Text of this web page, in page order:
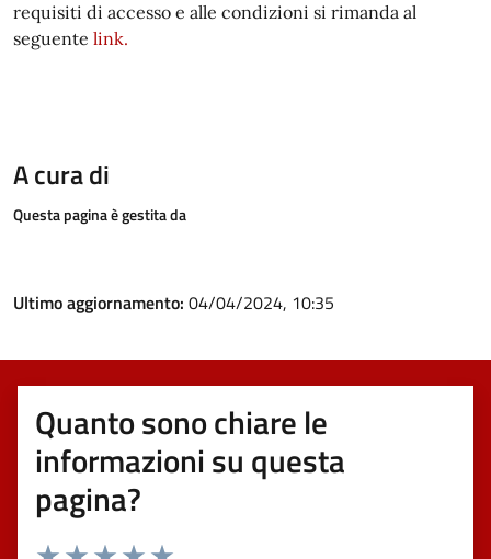
requisiti di accesso e alle condizioni si rimanda al
seguente link.
A cura di
Questa pagina è gestita da
Ultimo aggiornamento: 04/04/2024, 10:35
Quanto sono chiare le
informazioni su questa
pagina?